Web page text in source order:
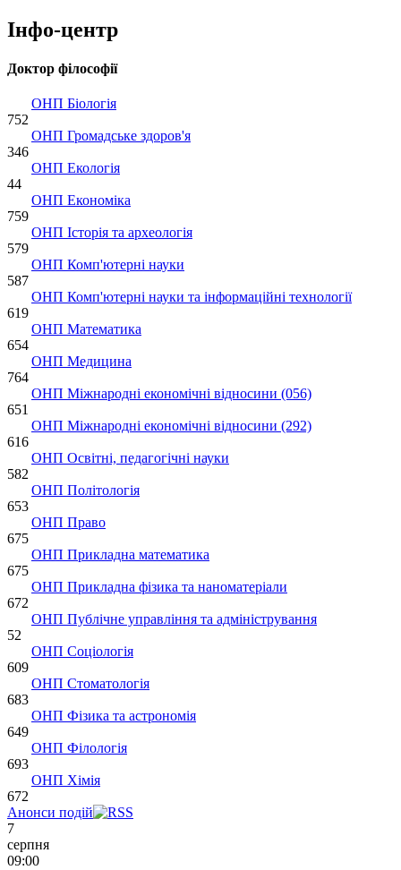
Інфо-центр
Доктор філософії
ОНП Біологія
752
ОНП Громадське здоров'я
346
ОНП Екологія
44
ОНП Економіка
759
ОНП Історія та археологія
579
ОНП Комп'ютерні науки
587
ОНП Комп'ютерні науки та інформаційні технології
619
ОНП Математика
654
ОНП Медицина
764
ОНП Міжнародні економічні відносини (056)
651
ОНП Міжнародні економічні відносини (292)
616
ОНП Освітні, педагогічні науки
582
ОНП Політологія
653
ОНП Право
675
ОНП Прикладна математика
675
ОНП Прикладна фізика та наноматеріали
672
ОНП Публічне управління та адміністрування
52
ОНП Соціологія
609
ОНП Стоматологія
683
ОНП Фізика та астрономія
649
ОНП Філологія
693
ОНП Хімія
672
Анонси подій
7
серпня
09:00